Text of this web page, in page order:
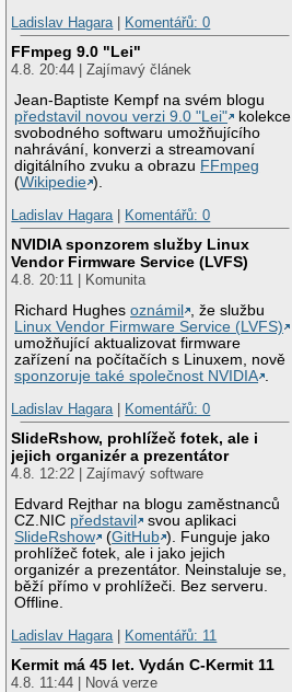
Ladislav Hagara| Komentářů: 0
FFmpeg 9.0 "Lei"
4.8. 20:44 | Zajímavý článek
Jean-Baptiste Kempf na svém blogu
představil novou verzi 9.0 "Lei"
kolekce
svobodného softwaru umožňujícího
nahrávání, konverzi a streamovaní
digitálního zvuku a obrazu FFmpeg
(Wikipedie ).
Ladislav Hagara| Komentářů: 0
NVIDIA sponzorem služby Linux
Vendor Firmware Service (LVFS)
4.8. 20:11 | Komunita
Richard Hughesoznámil
, že službu
Linux Vendor Firmware Service (LVFS)
umožňující aktualizovat firmware
zařízení na počítačích s Linuxem, nově
sponzoruje také společnost NVIDIA .
Ladislav Hagara| Komentářů: 0
SlideRshow, prohlížeč fotek, ale i
jejich organizér a prezentátor
4.8. 12:22 | Zajímavý software
Edvard Rejthar na blogu zaměstnanců
CZ.NIC představil
svou aplikaci
SlideRshow
(GitHub ). Funguje jako
prohlížeč fotek, ale i jako jejich
organizér a prezentátor. Neinstaluje se,
běží přímo v prohlížeči. Bez serveru.
Offline.
Ladislav Hagara| Komentářů: 11
Kermit má 45 let. Vydán C-Kermit 11
4.8. 11:44 | Nová verze